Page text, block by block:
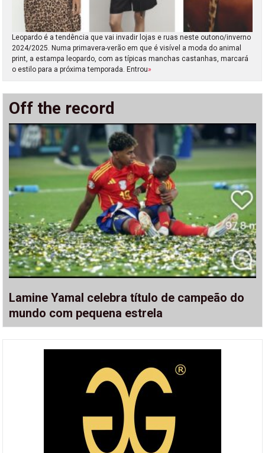
Leopardo é a tendência que vai invadir lojas e ruas neste outono/inverno
2024/2025. Numa primavera-verão em que é visível a moda do animal
print, a estampa leopardo, com as típicas manchas castanhas, marcará
o estilo para a próxima temporada. Entrou»
Off the record
Lamine Yamal celebra título de campeão do
mundo com pequena estrela